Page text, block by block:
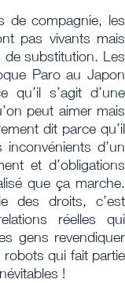
de compagnie, les
pas vivants mais
substitution. Les
Paro au Japon
qu’il s’agit d’une
peut aimer mais
dit parce qu’il
d’un
et d’obligations
que ça marche.
des droits, c’est
réelles qui
gens revendiquer
robots qui fait partie
!